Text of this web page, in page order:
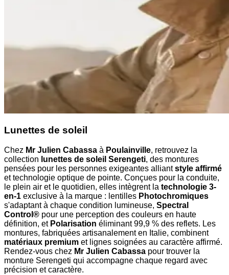
Lunettes de soleil
Chez Mr Julien Cabassa à Poulainville, retrouvez la
collection lunettes de soleil Serengeti, des montures
pensées pour les personnes exigeantes alliantstyle affirmé
et technologie optique de pointe. Conçues pour la conduite,
le plein air et le quotidien, elles intègrent la technologie 3-
en-1 exclusive à la marque : lentilles Photochromiques
s'adaptant à chaque condition lumineuse, Spectral
Control® pour une perception des couleurs en haute
définition, et Polarisation éliminant 99,9 % des reflets. Les
montures, fabriquées artisanalement en Italie, combinent
matériaux premium et lignes soignées au caractère affirmé.
Rendez-vous chez Mr Julien Cabassa pour trouver la
monture Serengeti qui accompagne chaque regard avec
précision et caractère.